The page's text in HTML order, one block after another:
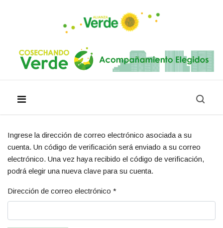
Ingrese la dirección de correo electrónico asociada a su
cuenta. Un código de verificación será enviado a su correo
electrónico. Una vez haya recibido el código de verificación,
podrá elegir una nueva clave para su cuenta.
Dirección de correo electrónico *